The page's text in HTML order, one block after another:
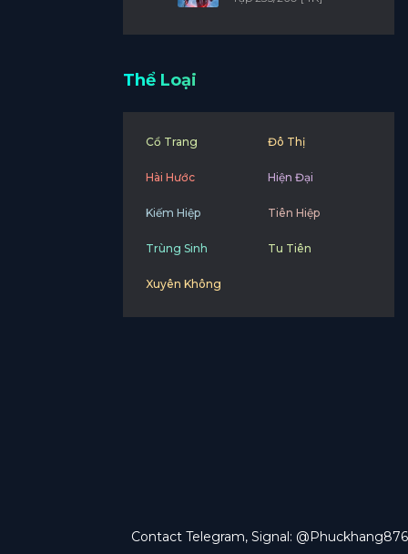
Thể Loại
Cổ Trang Đô Thị
Hài Hước Hiện Đại
Kiếm Hiệp Tiên Hiệp
Trùng Sinh Tu Tiên
Xuyên Không
Contact Telegram, Signal: @Phuckhang876